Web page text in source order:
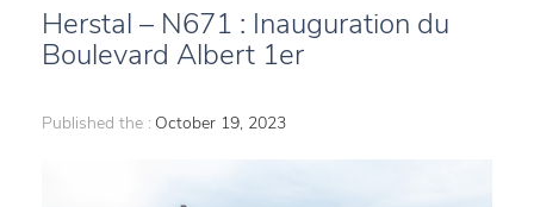
Herstal – N671 : Inauguration du
Boulevard Albert 1er
Published the : October 19, 2023